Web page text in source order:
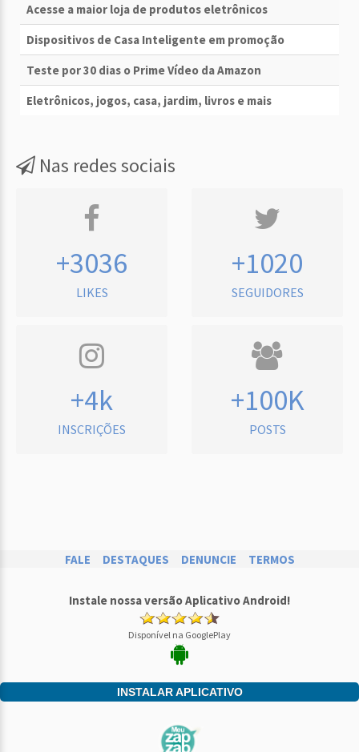
Acesse a maior loja de produtos eletrônicos
Dispositivos de Casa Inteligente em promoção
Teste por 30 dias o Prime Vídeo da Amazon
Eletrônicos, jogos, casa, jardim, livros e mais
Nas redes sociais
+3036
LIKES
+1020
SEGUIDORES
+4k
INSCRIÇÕES
+100K
POSTS
FALE DESTAQUES DENUNCIE TERMOS
Instale nossa versão Aplicativo Android!
Disponível na GooglePlay
INSTALAR APLICATIVO